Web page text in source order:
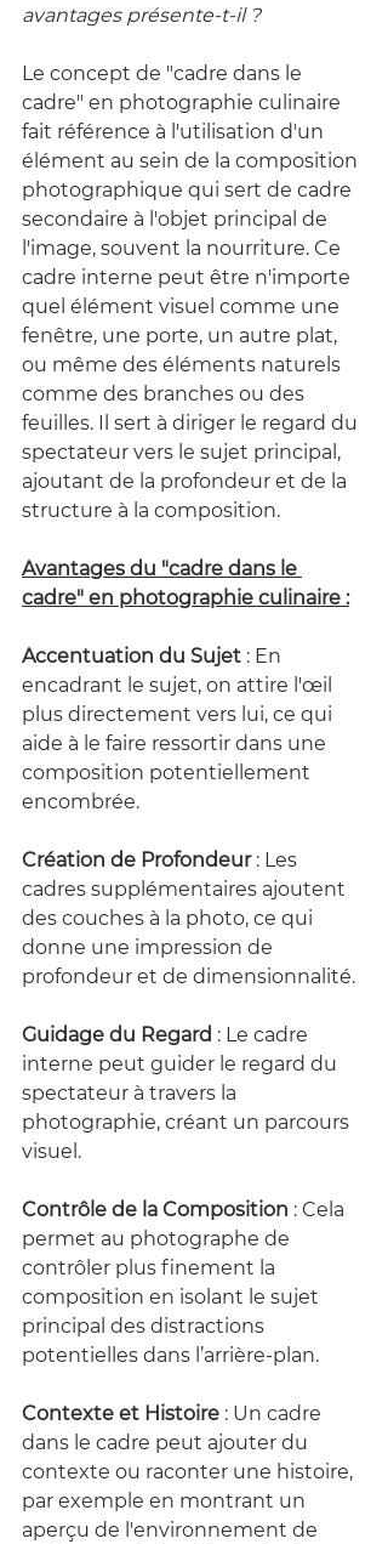
avantages présente-t-il ?
Le concept de "cadre dans le
cadre" en photographie culinaire
fait référence à l'utilisation d'un
élément au sein de la composition
photographique qui sert de cadre
secondaire à l'objet principal de
l'image, souvent la nourriture. Ce
cadre interne peut être n'importe
quel élément visuel comme une
fenêtre, une porte, un autre plat,
ou même des éléments naturels
comme des branches ou des
feuilles. Il sert à diriger le regard du
spectateur vers le sujet principal,
ajoutant de la profondeur et de la
structure à la composition.
Avantages du "cadre dans le
cadre" en photographie culinaire :
Accentuation du Sujet : En
encadrant le sujet, on attire l'œil
plus directement vers lui, ce qui
aide à le faire ressortir dans une
composition potentiellement
encombrée.
Création de Profondeur : Les
cadres supplémentaires ajoutent
des couches à la photo, ce qui
donne une impression de
profondeur et de dimensionnalité.
Guidage du Regard : Le cadre
interne peut guider le regard du
spectateur à travers la
photographie, créant un parcours
visuel.
Contrôle de la Composition : Cela
permet au photographe de
contrôler plus finement la
composition en isolant le sujet
principal des distractions
potentielles dans l’arrière-plan.
Contexte et Histoire : Un cadre
dans le cadre peut ajouter du
contexte ou raconter une histoire,
par exemple en montrant un
aperçu de l'environnement de